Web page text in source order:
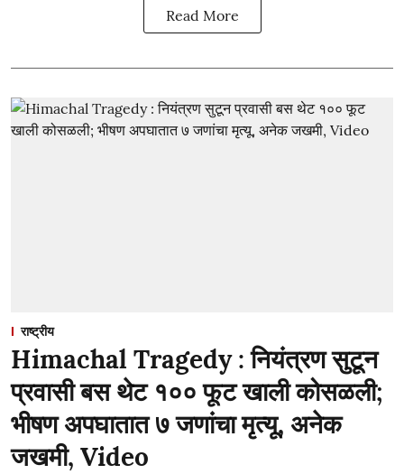
Read More
राष्ट्रीय
Himachal Tragedy : नियंत्रण सुटून
प्रवासी बस थेट १०० फूट खाली कोसळली;
भीषण अपघातात ७ जणांचा मृत्यू, अनेक
जखमी, Video